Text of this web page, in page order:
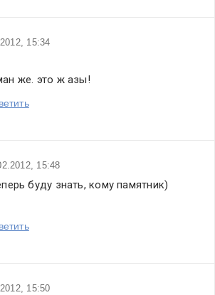
15:34
же. это ж азы!
15:48
буду знать, кому памятник)
15:50